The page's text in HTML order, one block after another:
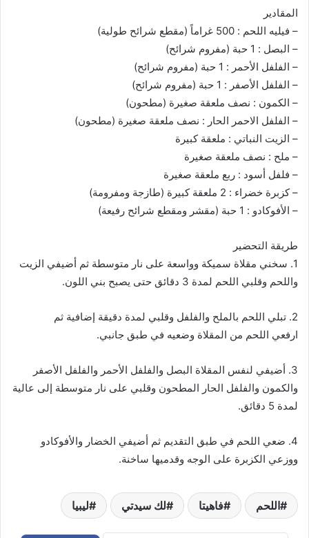
المقادير
– فيليه اللحم : 500 غراماً (مقطع شرائح طولية)
– البصل : 1 حبة (مفروم شرائح)
– الفلفل الأحمر : 1 حبة (مفروم شرائح)
– الفلفل الأصفر : 1 حبة (مفروم شرائح)
– الكمون : نصف ملعقة صغيرة (مطحون)
– الفلفل الاحمر الحار : نصف ملعقة صغيرة (مطحون)
– الزيت النباتي : ملعقة كبيرة
– ملح : نصف ملعقة صغيرة
– فلفل أسود : ربع ملعقة صغيرة
– كزبرة خضراء : 2 ملعقة كبيرة (طازجة ومفرومة)
– الأفوكادو : 1 حبة (مقشر ومقطع شرائح رفيعة)
طريقة التحضير
1. سخني مقلاة سميكة وواسعة على نار متوسطة ثم أضيفي الزيت
واللحم وقلبي اللحم لمدة 3 دقائق حتى يصبح بني اللون.
2. تبلي اللحم بالملح والفلفل وقلبي لمدة دقيقة إضافية ثم
ارفعي اللحم من المقلاة وضعيه في طبق جانبي.
3. أضيفي لنفس المقلاة البصل والفلفل الأحمر والفلفل الأصفر
والكمون والفلفل الحار المطحون وقلبي على نار متوسطة إلى عالية
لمدة 5 دقائق.
4. ضعي اللحم في طبق التقديم ثم أضيفي الخضار والأفوكادو
ووزعي الكزبرة على الوجه وقدميها ساخنة.
اللحم فاهيتا لك سيدتي ليبيا